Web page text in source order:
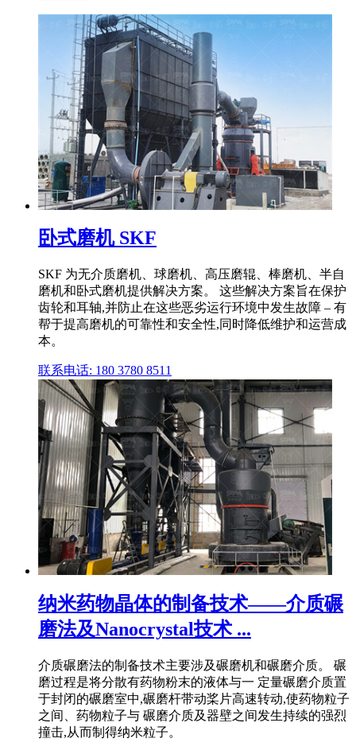
卧式磨机 SKF
SKF 为无介质磨机、球磨机、高压磨辊、棒磨机、半自
磨机和卧式磨机提供解决方案。 这些解决方案旨在保护
齿轮和耳轴,并防止在这些恶劣运行环境中发生故障 – 有
帮于提高磨机的可靠性和安全性,同时降低维护和运营成
本。
联系电话: 180 3780 8511
纳米药物晶体的制备技术——介质碾
磨法及Nanocrystal技术 ...
介质碾磨法的制备技术主要涉及碾磨机和碾磨介质。 碾
磨过程是将分散有药物粉末的液体与一 定量碾磨介质置
于封闭的碾磨室中,碾磨杆带动桨片高速转动,使药物粒子
之间、药物粒子与 碾磨介质及器壁之间发生持续的强烈
撞击,从而制得纳米粒子。